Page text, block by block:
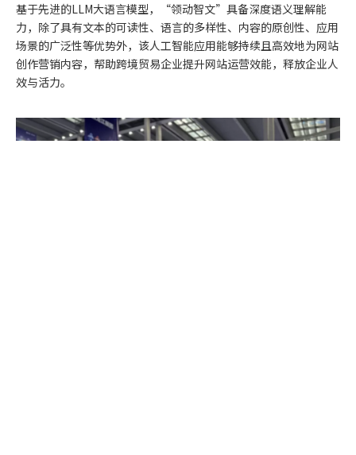
基于先进的LLM大语言模型，“领动智文”具备深度语义理解能
力，除了具有文本的可读性、语言的多样性、内容的原创性、应用
场景的广泛性等优势外，该人工智能应用能够持续且高效地为网站
创作营销内容，帮助跨境贸易企业提升网站运营效能，释放企业人
效与活力。